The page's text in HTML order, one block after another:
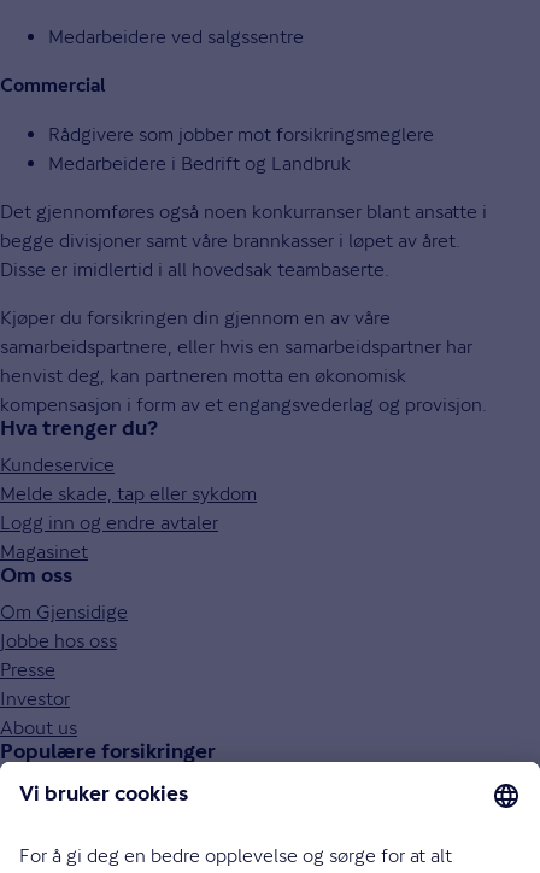
Medarbeidere ved salgssentre
Commercial
Rådgivere som jobber mot forsikringsmeglere
Medarbeidere i Bedrift og Landbruk
Det gjennomføres også noen konkurranser blant ansatte i
begge divisjoner samt våre brannkasser i løpet av året.
Disse er imidlertid i all hovedsak teambaserte.
Kjøper du forsikringen din gjennom en av våre
samarbeidspartnere, eller hvis en samarbeidspartner har
henvist deg, kan partneren motta en økonomisk
kompensasjon i form av et engangsvederlag og provisjon.
Hva trenger du?
Kundeservice
Melde skade, tap eller sykdom
Logg inn og endre avtaler
Magasinet
Om oss
Om Gjensidige
Jobbe hos oss
Presse
Investor
About us
Populære forsikringer
Bilforsikring
Innboforsikring